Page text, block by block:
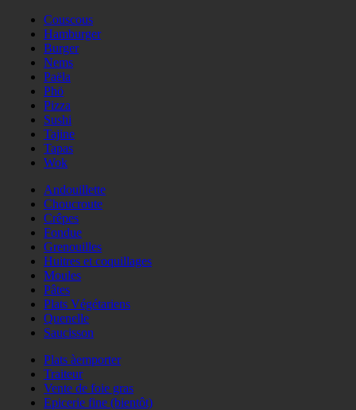
Couscous
Hamburger
Burger
Nems
Paëla
Phö
Pizza
Sushi
Tajine
Tapas
Wok
Andouillette
Choucroute
Crêpes
Fondue
Grenouilles
Huitres et coquillages
Moules
Pâtes
Plats Végétariens
Quenelle
Saucisson
Plats àemporter
Traiteur
Vente de foie gras
Epicerie fine (bientôt)